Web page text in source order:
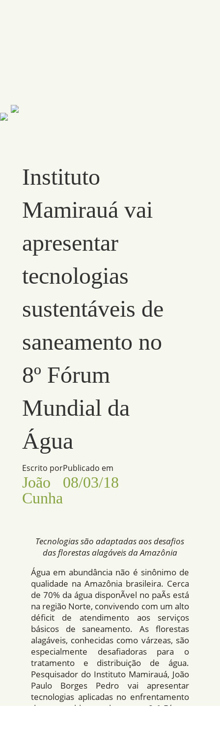
Instituto
Mamirauá vai
apresentar
tecnologias
sustentáveis de
saneamento no
8º Fórum
Mundial da
Água
Escrito por
João
Cunha
Publicado em
08/03/18
Tecnologias são adaptadas aos desafios
das florestas alagáveis da Amazônia
Água em abundância não é sinônimo de
qualidade na Amazônia brasileira. Cerca
de 70% da água disponÃ­vel no paÃ­s está
na região Norte, convivendo com um alto
déficit de atendimento aos serviços
básicos de saneamento. As florestas
alagáveis, conhecidas como várzeas, são
especialmente desafiadoras para o
tratamento e distribuição de água.
Pesquisador do Instituto Mamirauá, João
Paulo Borges Pedro vai apresentar
tecnologias aplicadas no enfrentamento
desses problemas durante o 8 º Fórum